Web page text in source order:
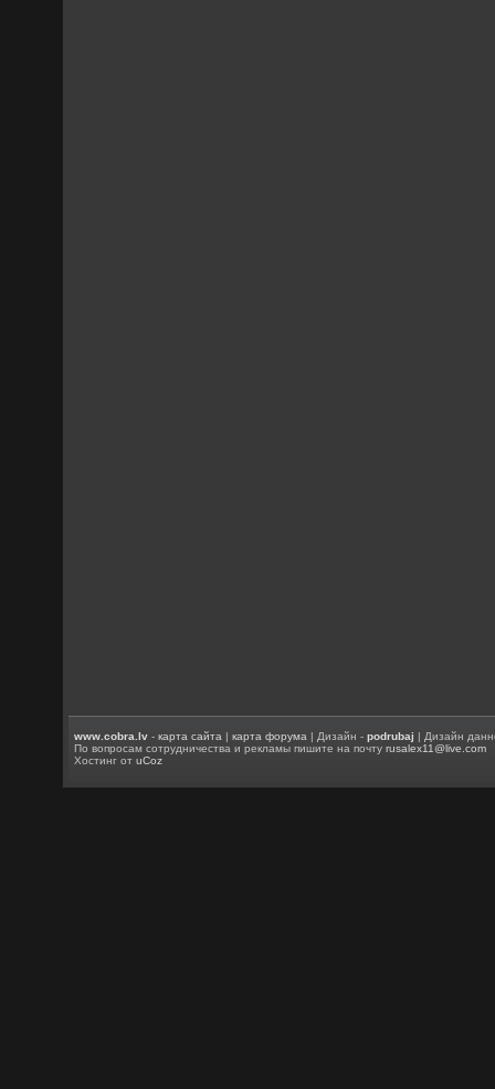
www.cobra.lv -карта сайта |карта форума | Дизайн -podrubaj | Дизайн
По вопросам сотрудничества и рекламы пишите на почтуrusalex11@live.com
Хостинг отuCoz